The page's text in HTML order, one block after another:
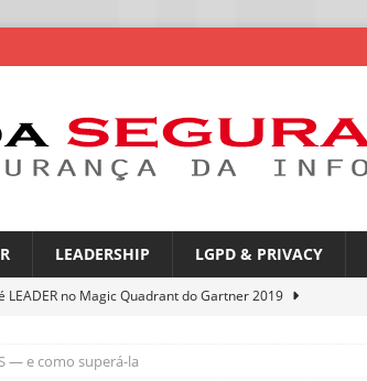
LEADERSHIP LGPD & PRIVACY
LEADER no Magic Quadrant do Gartner 2019
é a segunda região mais exposta a ciberameaças
— e como superá-la